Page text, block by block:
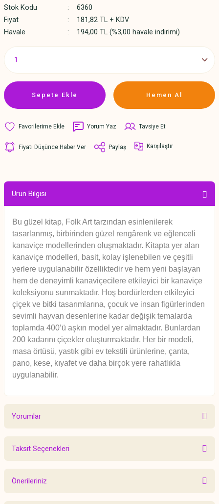
Stok Kodu
6360
Fiyat
181,82 TL + KDV
Havale
194,00 TL (%3,00 havale indirimi)
Sepete Ekle Hemen Al
Yorum Yaz Tavsiye Et
Fiyatı Düşünce Haber Ver Paylaş Karşılaştır
Ürün Bilgisi
Bu güzel kitap, Folk Art tarzından esinlenilerek
tasarlanmış, birbirinden güzel rengârenk ve eğlenceli
kanaviçe modellerinden oluşmaktadır. Kitapta yer alan
kanaviçe modelleri, basit, kolay işlenebilen ve çeşitli
yerlere uygulanabilir özelliktedir ve hem yeni başlayan
hem de deneyimli kanaviçecilere etkileyici bir kanaviçe
koleksiyonu sunmaktadır. Hoş bordürlerden etkileyici
çiçek ve bitki tasarımlarına, çocuk ve insan figürlerinden
sevimli hayvan desenlerine kadar değişik temalarda
toplamda 400’ü aşkın model yer almaktadır. Bunlardan
200 kadarını çiçekler oluşturmaktadır. Her bir modeli,
masa örtüsü, yastık gibi ev tekstili ürünlerine, çanta,
pano, kese, kıyafet ve daha birçok yere rahatlıkla
uygulanabilir.
Yorumlar
Taksit Seçenekleri
Önerileriniz